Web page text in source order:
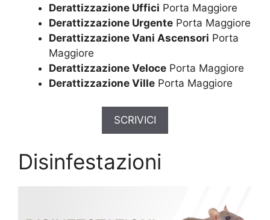
Derattizzazione Uffici Porta Maggiore
Derattizzazione Urgente Porta Maggiore
Derattizzazione Vani Ascensori Porta
Maggiore
Derattizzazione Veloce Porta Maggiore
Derattizzazione Ville Porta Maggiore
SCRIVICI
Disinfestazioni